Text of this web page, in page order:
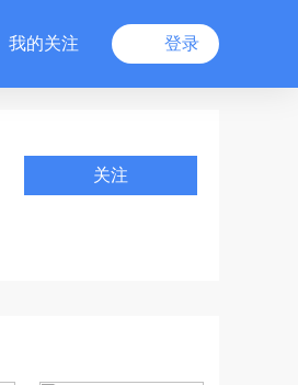
我的关注 登录
关注